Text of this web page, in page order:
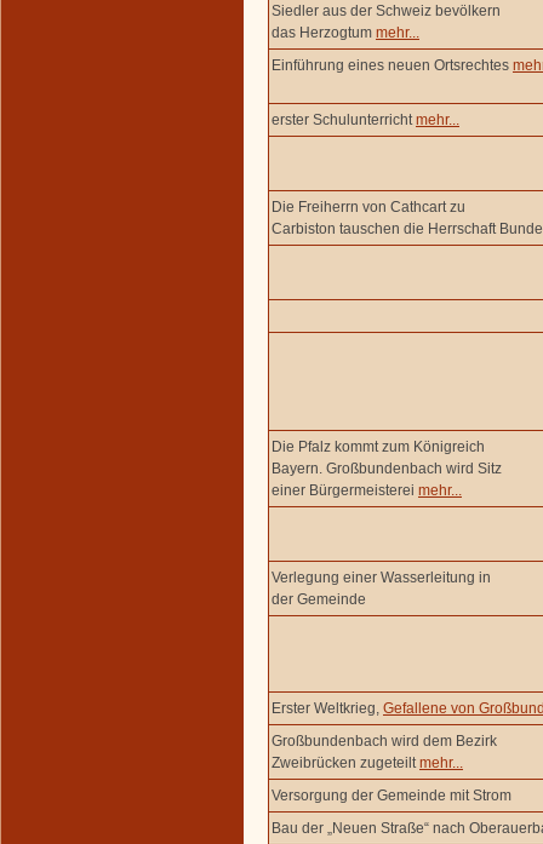
Siedler aus der Schweiz bevölkern
das Herzogtum mehr...
Einführung eines neuen Ortsrechtes
erster Schulunterricht mehr...
Die Freiherrn von Cathcart zu
Carbiston tauschen die Herrschaft
Die Pfalz kommt zum Königreich
Bayern. Großbundenbach wird Sitz
einer Bürgermeisterei mehr...
Verlegung einer Wasserleitung in
der Gemeinde
Erster Weltkrieg, Gefallene von
Großbundenbach wird dem Bezirk
Zweibrücken zugeteilt mehr...
Versorgung der Gemeinde mit Strom
Bau der „Neuen Straße“ nach